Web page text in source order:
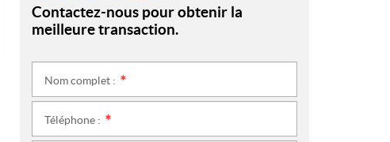
Contactez-nous pour obtenir la
meilleure transaction.
Nom complet :
Téléphone :